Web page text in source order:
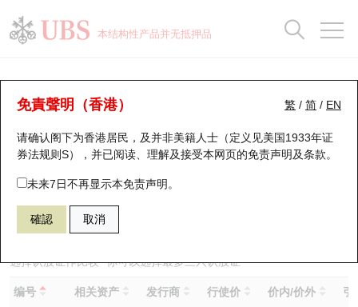
本结构性产品并无抵押品
繁 / 简 / EN
免責聲明（香港）
请确认阁下为香港居民，及并非美籍人士（定义见美国1933年证
券法规则S），并已阅读、理解及接受本网页的免责声明及条款。
未来7日不再显示本免责声明。
確認 取消
认股证分析仪
表现 街货统计 比较
13343 瑞银认沽 9988 阿里巴巴
选择认股证作比较*你可以选择最多三只认股证
编号 相关资产 发行商 行使价 价内/价外 引
瑞银认股证一览
新发行瑞银认股证
即将到期认股证
认股证到期结算价查找
认股证分析仪
认股证速算机
街货统计
比较
牛熊全景快搜
牛熊证搜寻
牛熊证街货分布图
正股牛熊证列表
新发行瑞银牛熊证
已收回牛熊证剩余价值
街货统计
比较
十大升幅/跌幅
十大认股证成交分布
十天股证占大市成交
资金流
街货统计
三十大平均引伸波幅
正股分析仪
二十大活跃股份
恒指成份股
国指成份股
科指成份股
相关资产沽空
持股比重
显示所有持股比重
每月轮证大市专题
轮证专栏
讲座及教育短片
认股证投资者教育
牛熊证投资者教育
认股证牛熊证常问问题